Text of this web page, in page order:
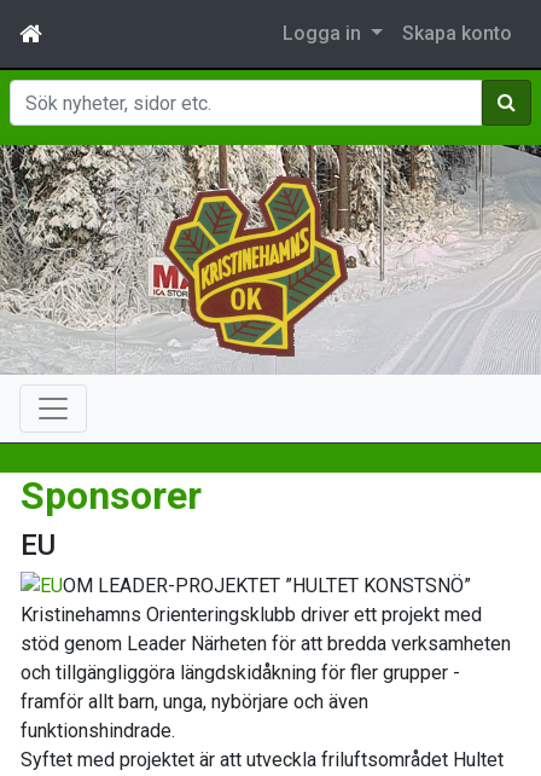
Logga in Skapa konto
Sök
Sponsorer
EU
OM LEADER-PROJEKTET ”HULTET KONSTSNÖ”
Kristinehamns Orienteringsklubb driver ett projekt med
stöd genom Leader Närheten för att bredda verksamheten
och tillgängliggöra längdskidåkning för fler grupper -
framför allt barn, unga, nybörjare och även
funktionshindrade.
Syftet med projektet är att utveckla friluftsområdet Hultet